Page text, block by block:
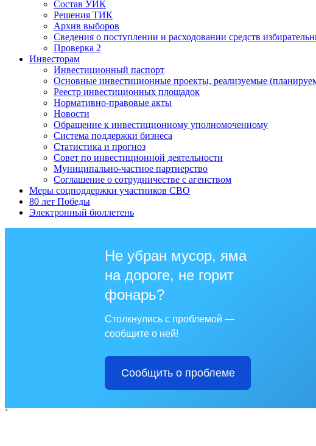
Состав УИК
Решения ТИК
Архив выборов
Сведения о поступлении и расходовании средств
Проверка 2
Инвесторам
Инвестиционный паспорт
Основные инвестиционные проекты, реализуемые
Реестр инвестиционных площадок
Нормативно-правовые акты
Новости
Обращение к инвестиционному уполномоченному
Система поддержки бизнеса
Статистика и прогноз
Совет по инвестиционной деятельности
Муниципально-частное партнерство
Соглашение о сотрудничестве с агенством
Меры соцподдержки участников СВО
80 лет Победы
Электронный бюллетень
Не убран мусор, яма
на дороге, не горит
фонарь?
Столкнулись с проблемой —
сообщите о ней!
Сообщить о проблеме
`